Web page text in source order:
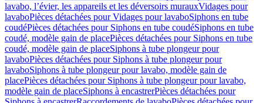
lavabo, l’évier, les appareils et les déversoirs murauxVidages pour
lavaboPièces détachées pour Vidages pour lavaboSiphons en tube
coudéPièces détachées pour Siphons en tube coudéSiphons en tube
coudé, modèle gain de placePièces détachées pour Siphons en tube
coudé, modèle gain de placeSiphons à tube plongeur pour
lavaboPièces détachées pour Siphons à tube plongeur pour
lavaboSiphons à tube plongeur pour lavabo, modèle gain de
placePièces détachées pour Siphons à tube plongeur pour lavabo,
modèle gain de placeSiphons à encastrerPièces détachées pour